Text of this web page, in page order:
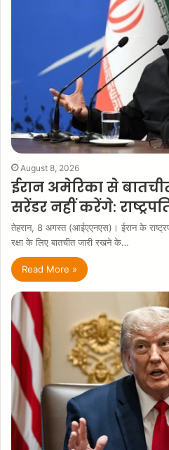
August 8, 2026
ईरान अमेरिका से
सरेंडर नहीं करेंगे:
तेहरान, 8 अगस्त (आईएएनएस)। ईरान के
रक्षा के लिए बातचीत जारी रखने के…
Read More »